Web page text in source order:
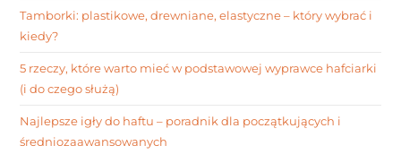
Tamborki: plastikowe, drewniane, elastyczne – który wybrać i
kiedy?
5 rzeczy, które warto mieć w podstawowej wyprawce hafciarki
(i do czego służą)
Najlepsze igły do haftu – poradnik dla początkujących i
średniozaawansowanych